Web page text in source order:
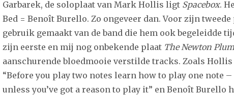
Garbarek, de soloplaat van Mark Hollis ligt Spacebox.
Bed = Benoît Burello. Zo ongeveer dan. Voor zijn
gebruik gemaakt van de band die hem ook begeleidde
zijn eerste en mij nog onbekende plaat The Newton Plum
aanschurende bloedmooie verstilde tracks. Zoals
“Before you play two notes learn how to play one note –
unless you’ve got a reason to play it” en Benoît Burello